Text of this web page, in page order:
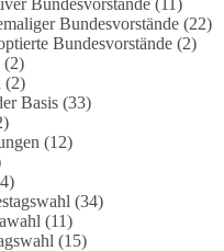
Auf
zuvor
in Ankara: Kriegskonferenz
trafen sich 32 Bündnisstaaten
zum NATO-
Bundesvorstände (22)
Bundesvorstände (2)
(2)
(2)
Basis (33)
(12)
(34)
(11)
(15)